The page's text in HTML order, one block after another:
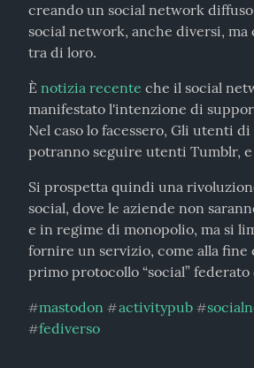
creando un social network
social network, anche diversi,
tra di loro.
È notizia recente che il social
manifestato l'intenzione di
Nel caso lo facessero, Gli utenti
potranno seguire utenti Tumblr, e
Si prospetta quindi una
social, dove le aziende non
e in regime di monopolio, ma si
fornire un servizio, come alla fine
primo protocollo “social” federato
#mastodon #activitypub #
#fediverso